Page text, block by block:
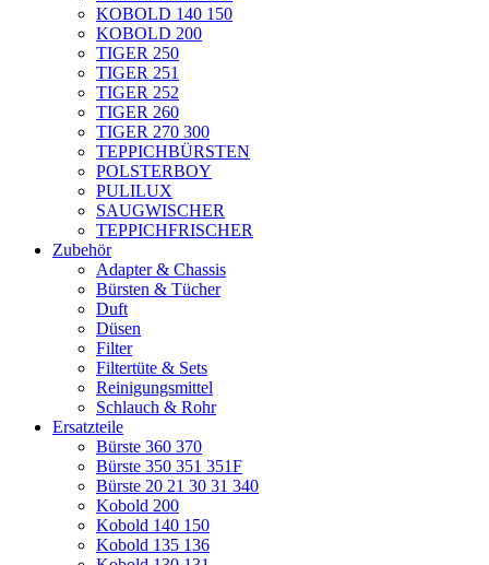
KOBOLD 140 150
KOBOLD 200
TIGER 250
TIGER 251
TIGER 252
TIGER 260
TIGER 270 300
TEPPICHBÜRSTEN
POLSTERBOY
PULILUX
SAUGWISCHER
TEPPICHFRISCHER
Zubehör
Adapter & Chassis
Bürsten & Tücher
Duft
Düsen
Filter
Filtertüte & Sets
Reinigungsmittel
Schlauch & Rohr
Ersatzteile
Bürste 360 370
Bürste 350 351 351F
Bürste 20 21 30 31 340
Kobold 200
Kobold 140 150
Kobold 135 136